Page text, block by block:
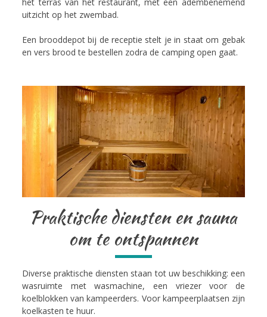
uitzicht op het zwembad.
Een brooddepot bij de receptie stelt je in staat om gebak
en vers brood te bestellen zodra de camping open gaat.
Praktische diensten en sauna
om te ontspannen
Diverse praktische diensten staan ​​tot uw beschikking: een
wasruimte met wasmachine, een vriezer voor de
koelblokken van kampeerders. Voor kampeerplaatsen zijn
koelkasten te huur.